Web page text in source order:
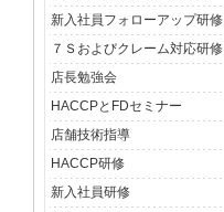
新入社員フォローアップ研修
７Ｓおよびクレーム対応研修
店長勉強会
HACCPとFDセミナー
店舗技術指導
HACCP研修
新入社員研修